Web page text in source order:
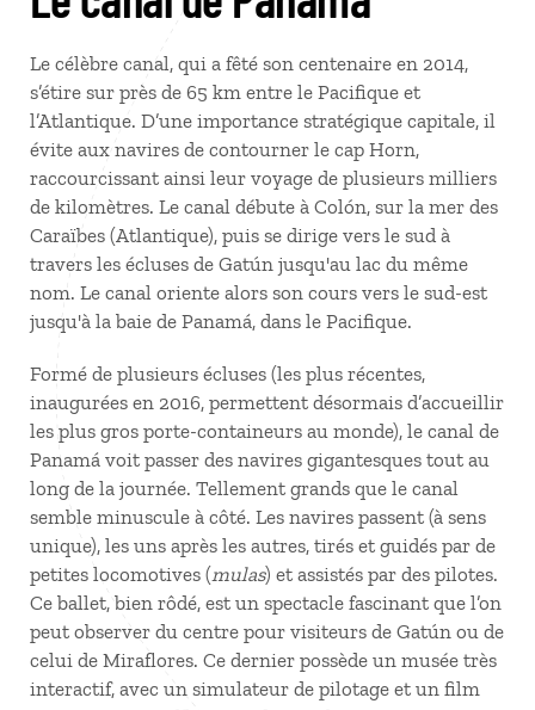
Le célèbre canal, qui a fêté son centenaire en 2014,
s’étire sur près de 65 km entre le Pacifique et
l’Atlantique. D’une importance stratégique capitale, il
évite aux navires de contourner le cap Horn,
raccourcissant ainsi leur voyage de plusieurs milliers
de kilomètres. Le canal débute à Colón, sur la mer des
Caraïbes (Atlantique), puis se dirige vers le sud à
travers les écluses de Gatún jusqu'au lac du même
nom. Le canal oriente alors son cours vers le sud-est
jusqu'à la baie de Panamá, dans le Pacifique.
Formé de plusieurs écluses (les plus récentes,
inaugurées en 2016, permettent désormais d’accueillir
les plus gros porte-containeurs au monde), le canal de
Panamá voit passer des navires gigantesques tout au
long de la journée. Tellement grands que le canal
semble minuscule à côté. Les navires passent (à sens
unique), les uns après les autres, tirés et guidés par de
petites locomotives (mulas) et assistés par des pilotes.
Ce ballet, bien rôdé, est un spectacle fascinant que l’on
peut observer du centre pour visiteurs de Gatún ou de
celui de Miraflores. Ce dernier possède un musée très
interactif, avec un simulateur de pilotage et un film